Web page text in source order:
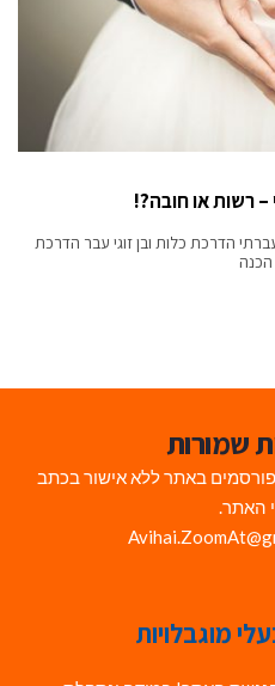
– רשות או חובה?!
הדרכת כלות ובן זוגי עבר הדרכת
הכנה
שמורות
באתר ללא אישור בכתב
האתר.
מוגבלויות